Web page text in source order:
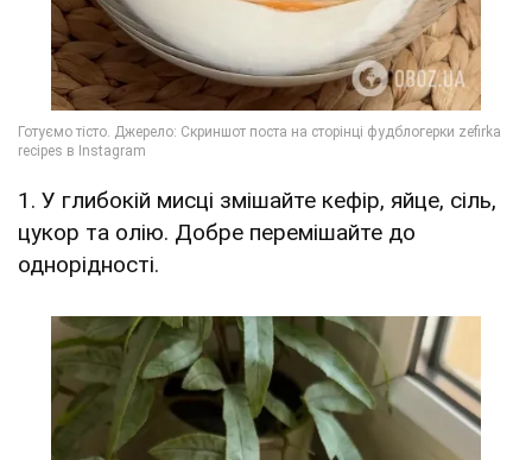
1. У глибокій мисці змішайте кефір, яйце, сіль,
цукор та олію. Добре перемішайте до
однорідності.